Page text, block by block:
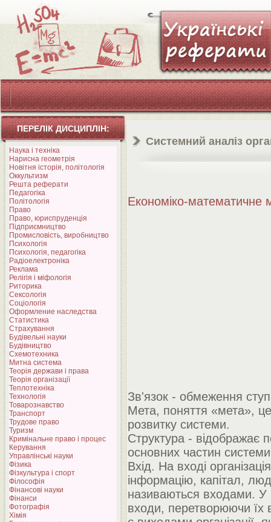
ПЕРЕЛІК ДИСЦИПЛІН:
Наука і техніка
Нарисна геометрія
Новітня історія, політологія
Оккультизм
Решта реферати
Педагогіка
Політологія
Право
Право, юриспруденція
Підприємництво
Промисловість, виробництво
Психологія
Психологія, педагогіка
Радіоелектроніка
Реклама
Релігія і міфологія
Риторика
Сексологія
Соціологія
Оформление наследства
Статистика
Страхування
Будівельні науки
Будівництво
Схемотехника
Митна система
Теорія держави і права
Теорія організації
Теплотехніка
Технологія
Товарознавство
Транспорт
Трудове право
Туризм
Кримінальне право і процес
Керування
Управлінські науки
Фізика
Фізкультура і спорт
Філософія
Фінансові науки
Фінанси
Фотографія
Хімія
Системний аналіз
Економіко-математичне
Зв'язок - обмеження
Мета, поняття «мета»,
розвитку системи.
Структура - відображає
основних частин
Вхід. На вході
інформацію, капітал,
називаються входами. У
входи, перетворюючи їх